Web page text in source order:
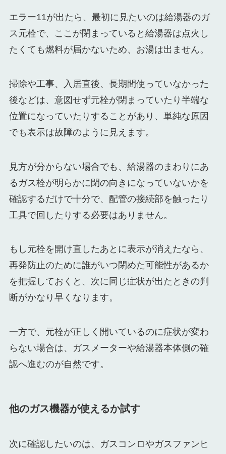
エラー11が出たら、最初に見たいのは給湯器のガ
ス元栓で、ここが閉まっていると給湯器は点火し
たくても燃料が届かないため、お湯は出ません。
掃除や工事、入居直後、長期間使っていなかった
後などは、意図せず元栓が閉まっていたり半端な
位置になっていたりすることがあり、単純な原因
でも表示は故障のように見えます。
見方が分からない場合でも、給湯器のまわりにあ
るガス栓が明らかに閉の向きになっていないかを
確認するだけで十分で、配管の接続部を触ったり
工具で回したりする必要はありません。
もし元栓を開け直したあとに表示が消えたなら、
再発防止のために誰がいつ閉めた可能性があるか
を把握しておくと、次に同じ症状が出たときの判
断がかなり早くなります。
一方で、元栓が正しく開いているのに症状が変わ
らない場合は、ガスメーターや給湯器本体側の確
認へ進むのが自然です。
他のガス機器が使えるか試す
次に確認したいのは、ガスコンロやガスファンヒ